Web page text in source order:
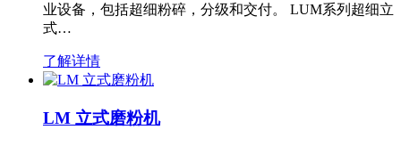
业设备，包括超细粉碎，分级和交付。 LUM系列超细立
式…
了解详情
LM 立式磨粉机